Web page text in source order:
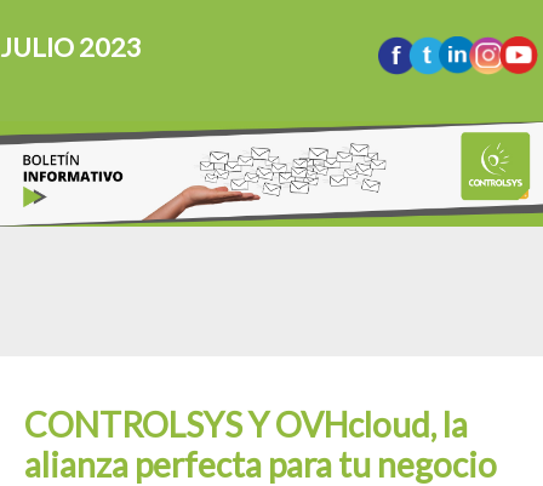
JULIO 2023
CONTROLSYS Y OVHcloud, la
alianza perfecta para tu negocio